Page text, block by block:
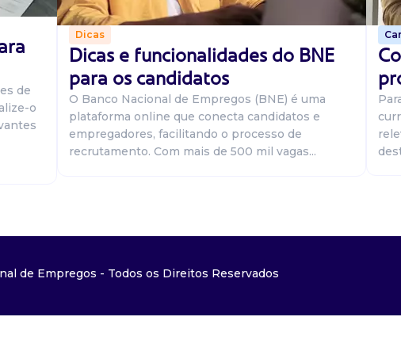
de
o
Dicas
Dicas e funcionalidades do BNE
para os candidatos
O Banco Nacional de Empregos (BNE) é uma
plataforma online que conecta candidatos e
empregadores, facilitando o processo de
recrutamento. Com mais de 500 mil vagas...
de Empregos - Todos os Direitos Reservados